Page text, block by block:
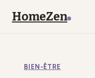
HomeZen
BIEN-ÊTRE